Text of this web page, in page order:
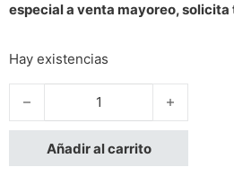
especial a venta mayoreo, solicita
Hay existencias
MOUSE PAD 3 EN 1
Añadir al carrito